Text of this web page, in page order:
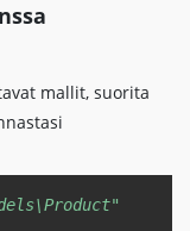
mallit, suorita